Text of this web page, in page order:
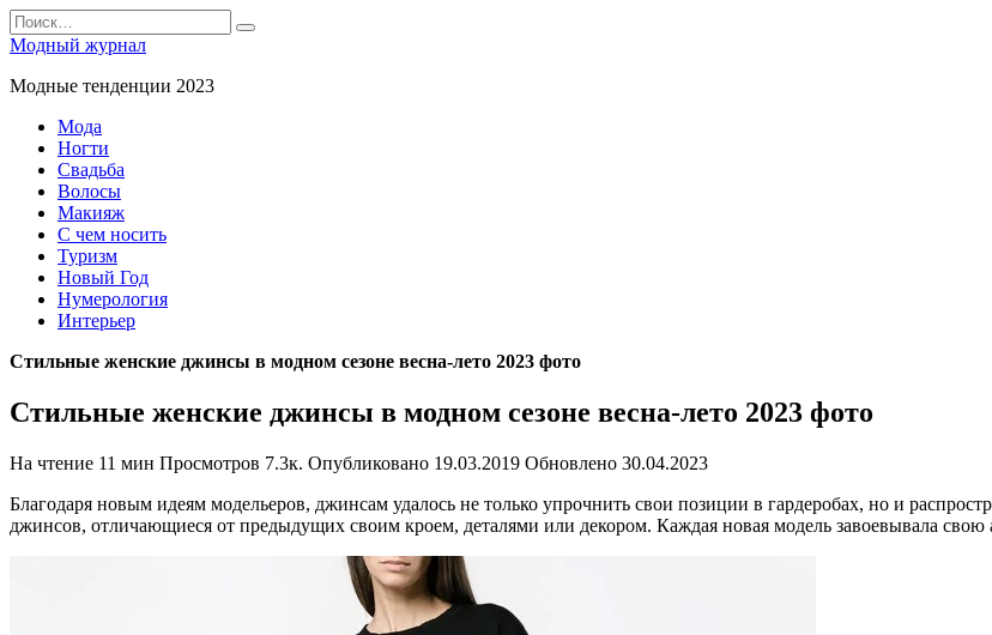
Перейти
к
содержанию
Search
for:
Модный журнал
Модные тенденции 2023
Мода
Ногти
Свадьба
Волосы
Макияж
С чем носить
Туризм
Новый Год
Нумерология
Интерьер
Стильные женские джинсы в модном сезоне весна-лето 2023 фото
Стильные женские джинсы в модном сезоне весна-лето 2023 фото
На чтение 11 мин Просмотров 7.3к. Опубликовано 19.03.2019 Обновлено 30.04.2023
Благодаря новым идеям модельеров, джинсам удалось не только упрочнить свои позиции в гардеробах, но и
джинсов, отличающиеся от предыдущих своим кроем, деталями или декором. Каждая новая модель завоевывала